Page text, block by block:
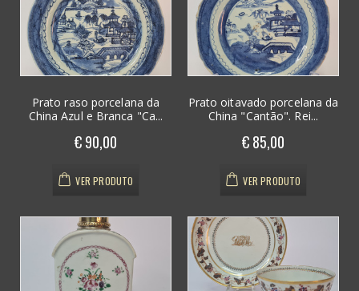
Prato raso porcelana da
China Azul e Branca "Ca...
€ 90,00
VER PRODUTO
Prato oitavado porcelana da
China "Cantão". Rei...
€ 85,00
VER PRODUTO